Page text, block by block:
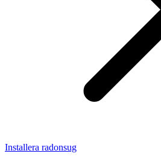
Installera radonsug